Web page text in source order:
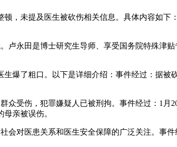
，未提及医生被砍伤相关信息。具体内容如下
卢永田是博士研究生导师、享受国务院特殊津
爆了粗口。以下是详细介绍：事件经过：据被
受伤，犯罪嫌疑人已被刑拘。事件经过：1月
亲被误伤。
对医患关系和医生安全保障的广泛关注。事